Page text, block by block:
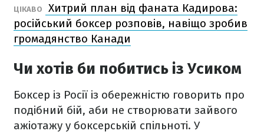
ЦІКАВО
Хитрий план від фаната Кадирова:
російський боксер розповів, навіщо зробив
громадянство Канади
Чи хотів би побитись із Усиком
Боксер із Росії із обережністю говорить про
подібний бій, аби не створювати зайвого
ажіотажу у боксерській спільноті. У